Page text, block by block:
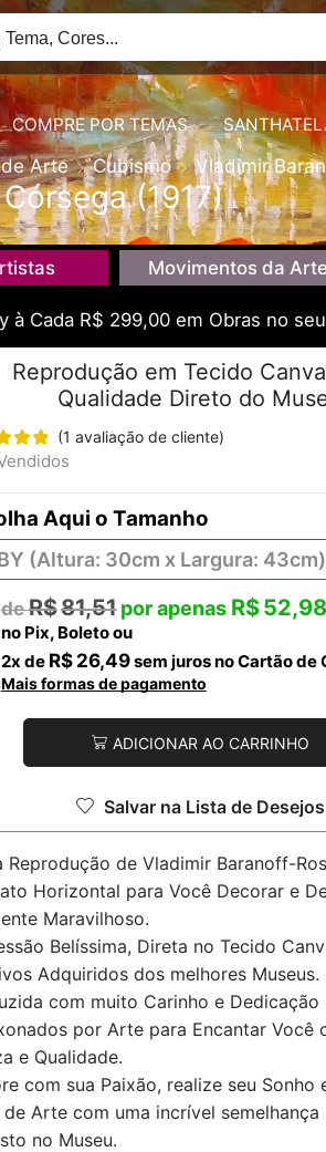
COMPRE POR TEMAS
Arte Cubismo Vladimir
Córsega (1917)
Movimentos da Arte
à Cada R$ 299,00 em Obras no
Reprodução em Tecido
Qualidade Direto do
(1 avaliação de cliente)
Tamanho
R$81,51 R$52,98
no Pix, Boleto ou
2x de R$ 26,49sem juros no Cartão de
Mais formas de pagamento
ADICIONAR AO CARRINHO
Salvar na Lista de Desejos
Reprodução de Vladimir Baranoff-
Horizontal para Você Decorar e
Maravilhoso.
Belíssima, Direta no Tecido
Adquiridos dos melhores Museus.
com muito Carinho e Dedicação
por Arte para Encantar Você
e Qualidade.
com sua Paixão, realize seu Sonho
de Arte com uma incrível semelhança
no Museu.